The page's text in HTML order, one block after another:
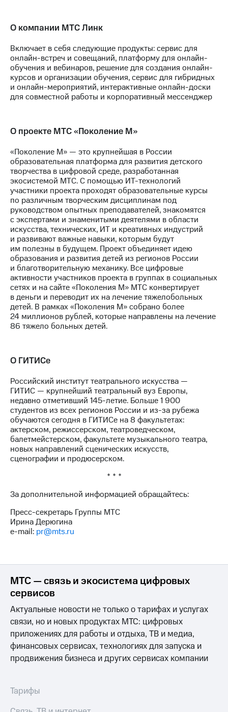
О компании МТС Линк
Включает в себя следующие продукты: сервис для
онлайн-встреч и совещаний, платформу для онлайн-
обучения и вебинаров, решение для создания онлайн-
курсов и организации обучения, сервис для гибридных
и онлайн-мероприятий, интерактивные онлайн-доски
для совместной работы и корпоративный мессенджер
О проекте МТС «Поколение М»
«Поколение М» — это крупнейшая в России
образовательная платформа для развития детского
творчества в цифровой среде, разработанная
экосистемой МТС. С помощью ИТ-технологий
участники проекта проходят образовательные курсы
по различным творческим дисциплинам под
руководством опытных преподавателей, знакомятся
с экспертами и знаменитыми деятелями в области
искусства, технических, ИТ и креативных индустрий
и развивают важные навыки, которым будут
им полезны в будущем. Проект объединяет идею
образования и развития детей из регионов России
и благотворительную механику. Все цифровые
активности участников проекта в группах в социальных
сетях и на сайте «Поколения М» МТС конвертирует
в деньги и переводит их на лечение тяжелобольных
детей. В рамках «Поколения М» собрано более
24 миллионов рублей, которые направлены на лечение
86 тяжело больных детей.
О ГИТИСе
Российский институт театрального искусства —
ГИТИС — крупнейший театральный вуз Европы,
недавно отметивший 145-летие. Больше 1 900
студентов из всех регионов России и из-за рубежа
обучаются сегодня в ГИТИСе на 8 факультетах:
актерском, режиссерском, театроведческом,
балетмейстерском, факультете музыкального театра,
новых направлений сценических искусств,
сценографии и продюсерском.
* * *
За дополнительной информацией обращайтесь:
Пресс-секретарь Группы МТС
Ирина Дерюгина
e-mail: pr@mts.ru
МТС — связь и экосистема цифровых
сервисов
Актуальные новости не только о тарифах и услугах
связи, но и новых продуктах МТС: цифровых
приложениях для работы и отдыха, ТВ и медиа,
финансовых сервисах, технологиях для запуска и
продвижения бизнеса и других сервисах компании
Тарифы